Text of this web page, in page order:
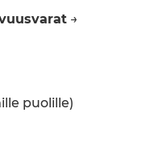
→
puolille)